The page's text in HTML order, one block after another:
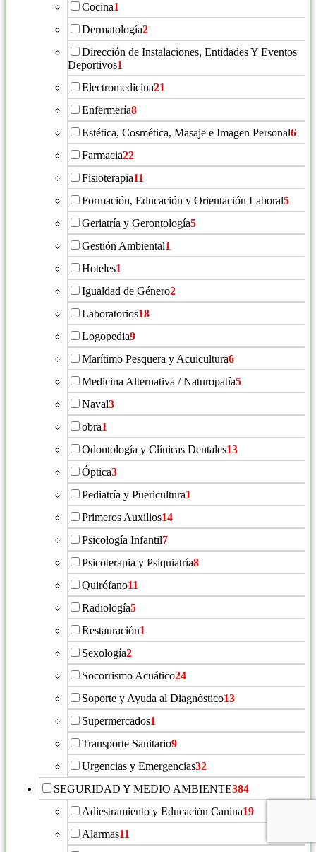
Cocina1
Dermatología2
Dirección de Instalaciones, Entidades Y Eventos
Deportivos1
Electromedicina21
Enfermería8
Estética, Cosmética, Masaje e Imagen Personal6
Farmacia22
Fisioterapia11
Formación, Educación y Orientación Laboral5
Geriatría y Gerontología5
Gestión Ambiental1
Hoteles1
Igualdad de Género2
Laboratorios18
Logopedia9
Marítimo Pesquera y Acuicultura6
Medicina Alternativa / Naturopatía5
Naval3
obra1
Odontología y Clínicas Dentales13
Óptica3
Pediatría y Puericultura1
Primeros Auxilios14
Psicología Infantil7
Psicoterapia y Psiquiatría8
Quirófano11
Radiología5
Restauración1
Sexología2
Socorrismo Acuático24
Soporte y Ayuda al Diagnóstico13
Supermercados1
Transporte Sanitario9
Urgencias y Emergencias32
SEGURIDAD Y MEDIO AMBIENTE384
Adiestramiento y Educación Canina19
Alarmas11